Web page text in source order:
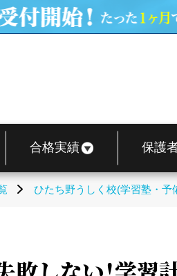
合格実績 保護
ひたち野うしく校(学習塾・予